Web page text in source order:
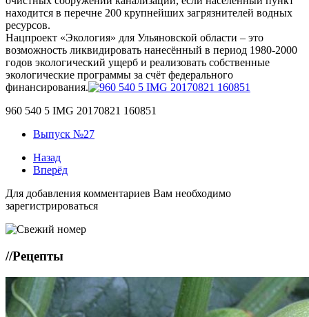
находится в перечне 200 крупнейших загрязнителей водных
ресурсов.
Нацпроект «Экология» для Ульяновской области – это
возможность ликвидировать нанесённый в период 1980-2000
годов экологический ущерб и реализовать собственные
экологические программы за счёт федерального
финансирования.
960 540 5 IMG 20170821 160851
Выпуск №27
Назад
Вперёд
Для добавления комментариев Вам необходимо
зарегистрироваться
//Рецепты